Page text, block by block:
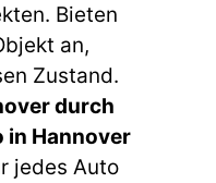
Bieten
an,
Zustand.
durch
in Hannover
jedes Auto